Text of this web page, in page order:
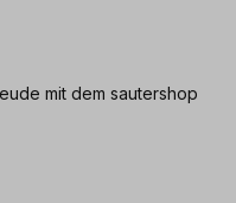
mit dem sautershop